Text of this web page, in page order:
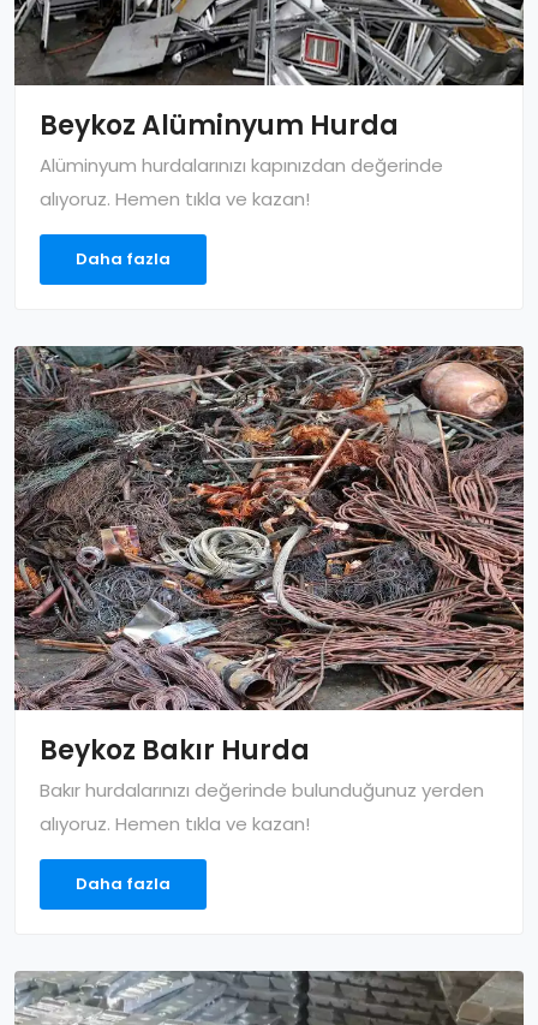
Beykoz Alüminyum Hurda
Alüminyum hurdalarınızı kapınızdan değerinde
alıyoruz. Hemen tıkla ve kazan!
Daha fazla
Beykoz Bakır Hurda
Bakır hurdalarınızı değerinde bulunduğunuz yerden
alıyoruz. Hemen tıkla ve kazan!
Daha fazla